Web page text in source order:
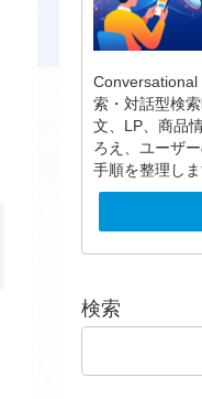
Conversational
索・対話型検
文、LP、商品
ろえ、ユーザ
手順を整理しま
検索